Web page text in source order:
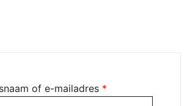
of e-mailadres *